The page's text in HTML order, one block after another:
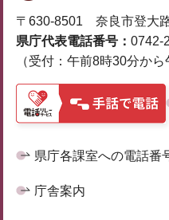
〒630-8501 奈良市登大
県庁代表電話番号： 0742-
（受付：午前8時30分から
県庁各課室への電話番
庁舎案内